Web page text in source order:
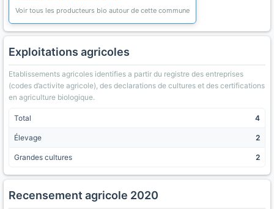
Voir tous les producteurs bio autour de cette commune
Exploitations agricoles
Etablissements agricoles identifies a partir du registre des entreprises
(codes d’activite agricole), des declarations de cultures et des certifications
en agriculture biologique.
Total 4
Élevage 2
Grandes cultures 2
Recensement agricole 2020